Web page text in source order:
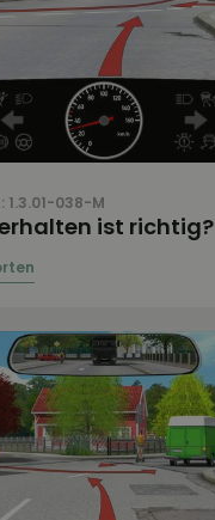
1.3.01-038-M
ist richtig?